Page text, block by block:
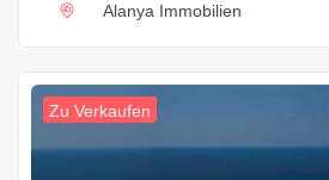
Alanya Immobilien
Zu Verkaufen